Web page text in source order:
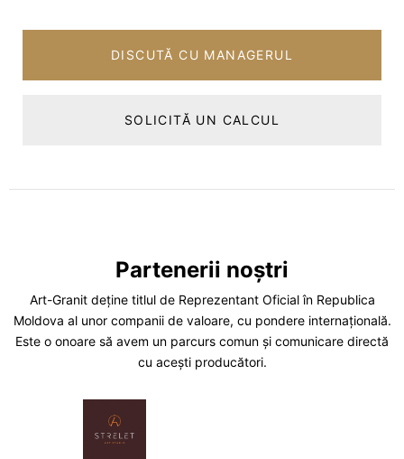
DISCUTĂ CU MANAGERUL
SOLICITĂ UN CALCUL
Partenerii noștri
Art-Granit deține titlul de Reprezentant Oficial în Republica
Moldova al unor companii de valoare, cu pondere internațională.
Este o onoare să avem un parcurs comun și comunicare directă
cu acești producători.